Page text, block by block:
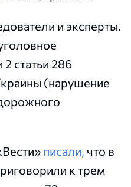
и эксперты.
статьи 286
(нарушение
писали, что в
к трем